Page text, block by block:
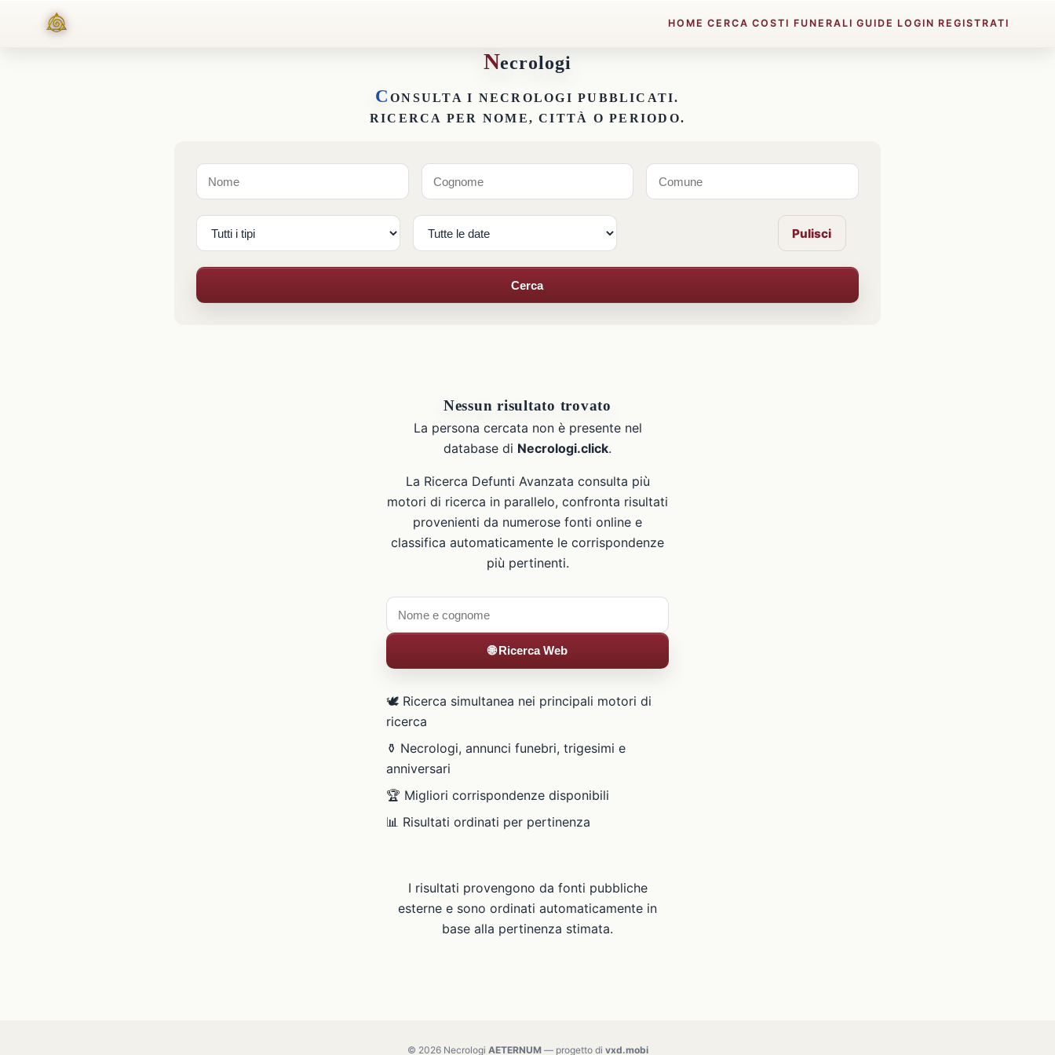
HOME CERCA COSTI FUNERALI GUIDE LOGIN REGISTRATI
Necrologi
C ONSULTA I NECROLOGI PUBBLICATI.
RICERCA PER NOME, CITTÀ O PERIODO.
Pulisci
Cerca
Nessun risultato trovato
La persona cercata non è presente nel
database di Necrologi.click.
La Ricerca Defunti Avanzata consulta più
motori di ricerca in parallelo, confronta risultati
provenienti da numerose fonti online e
classifica automaticamente le corrispondenze
più pertinenti.
🌐 Ricerca Web
🕊️ Ricerca simultanea nei principali motori di
ricerca
⚱️ Necrologi, annunci funebri, trigesimi e
anniversari
🏆 Migliori corrispondenze disponibili
📊 Risultati ordinati per pertinenza
I risultati provengono da fonti pubbliche
esterne e sono ordinati automaticamente in
base alla pertinenza stimata.
© 2026 Necrologi AETERNUM— progetto di vxd.mobi